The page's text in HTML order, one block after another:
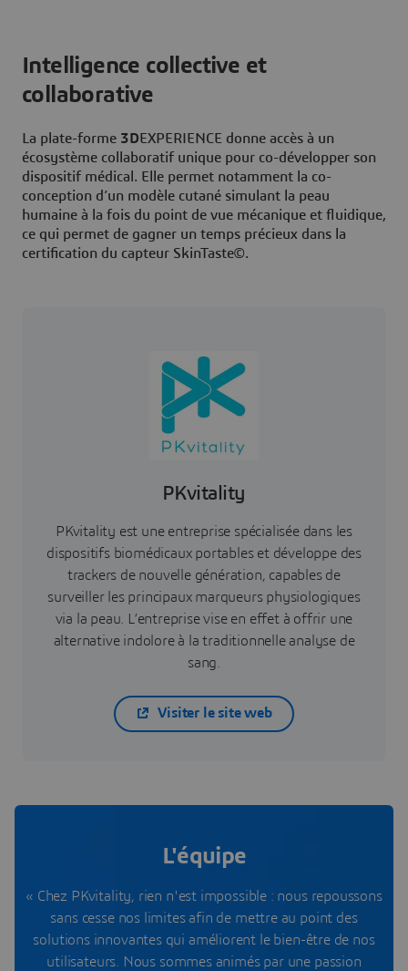
Intelligence collective et
collaborative
La plate-forme 3DEXPERIENCE donne accès à un
écosystème collaboratif unique pour co-développer son
dispositif médical. Elle permet notamment la co-
conception d’un modèle cutané simulant la peau
humaine à la fois du point de vue mécanique et fluidique,
ce qui permet de gagner un temps précieux dans la
certification du capteur SkinTaste©.
PKvitality
PKvitality est une entreprise spécialisée dans les
dispositifs biomédicaux portables et développe des
trackers de nouvelle génération, capables de
surveiller les principaux marqueurs physiologiques
via la peau. L’entreprise vise en effet à offrir une
alternative indolore à la traditionnelle analyse de
sang.
Visiter le site web
L'équipe
« Chez PKvitality, rien n'est impossible : nous repoussons
sans cesse nos limites afin de mettre au point des
solutions innovantes qui améliorent le bien-être de nos
utilisateurs. Nous sommes animés par une passion